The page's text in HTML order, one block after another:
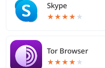
Skype
★★★★ ★
Tor Browser
★★★★ ★